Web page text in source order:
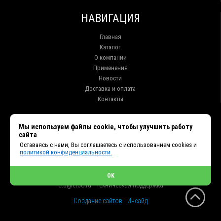
НАВИГАЦИЯ
Главная
Каталог
О компании
Применения
Новости
Доставка и оплата
Контакты
+7 (914) 010-76-83, 8 (3952) 93-27-93 - Отдел продаж
+7 (950) 075-85-99 - Техническая поддержка
et2@et38.ru - Отдел продаж
et3@et38.ru - Техническая поддержка
Создание сайтов - Инсайд
Мы используем файлы cookie, чтобы улучшить работу
сайта
Оставаясь с нами, Вы соглашаетесь с использованием cookies и
политикой конфиденциальности.
OK